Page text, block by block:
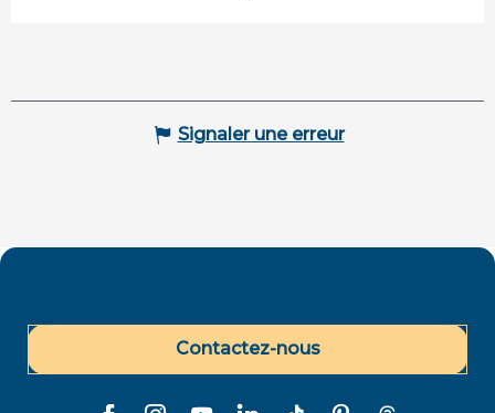
Signaler une erreur
Contactez-nous